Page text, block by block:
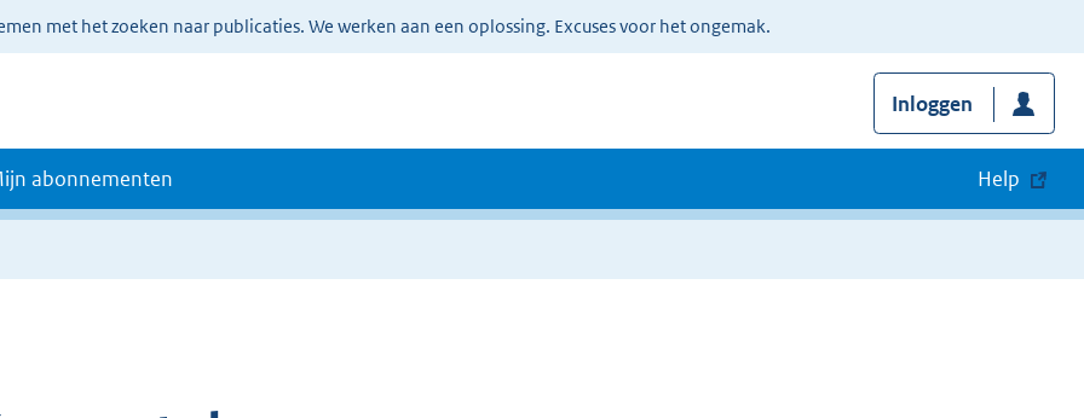
met het zoeken naar publicaties. We werken aan een oplossing. Excuses voor het ongemak.
Inloggen
abonnementen Help